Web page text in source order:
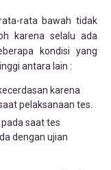
rata bawah tidak
karena selalu ada
kondisi yang
antara lain :
karena
pelaksanaan tes.
saat tes
dengan ujian